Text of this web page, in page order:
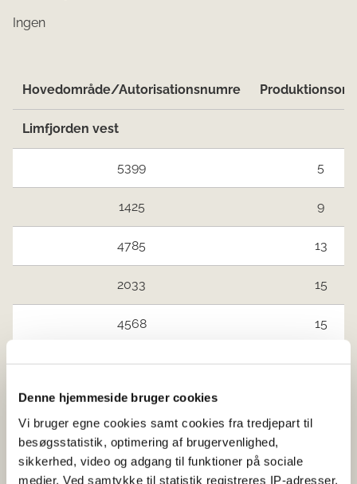
Denne hjemmeside bruger cookies
Vi bruger egne cookies samt cookies fra tredjepart til
besøgsstatistik, optimering af brugervenlighed,
sikkerhed, video og adgang til funktioner på sociale
medier. Ved samtykke til statistik registreres IP-adresser,
Ingen
Hovedområde/Autorisationsnumre
Limfjorden vest
5399 5
1425 9
4785 13
2033 15
4568 15
Limfjorden øst og Mariager Fjord Ingen
Kattegat nord
Jyllands østkyst syd for Djursland
og Fyn